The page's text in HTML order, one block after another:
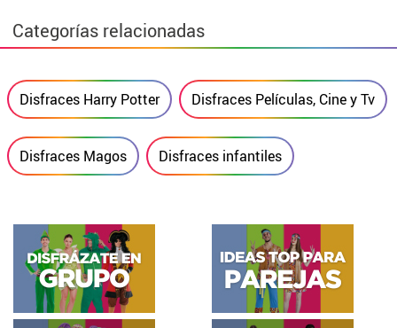
Categorías relacionadas
Disfraces Harry Potter Disfraces Películas, Cine y Tv
Disfraces Magos Disfraces infantiles